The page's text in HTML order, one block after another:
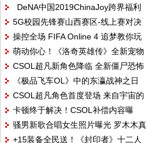
DeNA中国2019ChinaJoy跨界福利
大集合
5G校园先锋赛山西赛区-线上赛对决
精彩回顾，续写荣耀篇章
操控全场 FIFA Online 4 追梦教你玩
转经理人
萌动你心！《洛奇英雄传》全新宠物
玩法3.13上线
CSOL超凡新角色降临 全新僵尸恐怖
登场
《极品飞车OL》中的东瀛战神之日
产GTR Premium 2017
CSOL超凡角色首度登场 来自宇宙的
全新势力！
卡顿终于解决！CSOL补偿内容曝
光：+6狼魂登录送
骚男新歌合唱女生照片曝光 罗木木真
+15装备全民送！《封印者》十二人